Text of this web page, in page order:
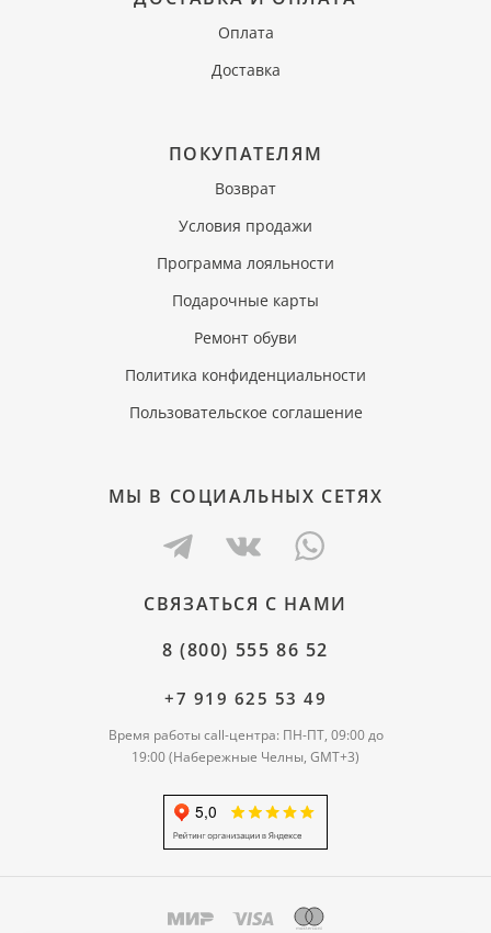
Оплата
Доставка
ПОКУПАТЕЛЯМ
Возврат
Условия продажи
Программа лояльности
Подарочные карты
Ремонт обуви
Политика конфиденциальности
Пользовательское соглашение
МЫ В СОЦИАЛЬНЫХ СЕТЯХ
СВЯЗАТЬСЯ С НАМИ
8 (800) 555 86 52
+7 919 625 53 49
Время работы call-центра: ПН-ПТ, 09:00 до
19:00 (Набережные Челны, GMT+3)